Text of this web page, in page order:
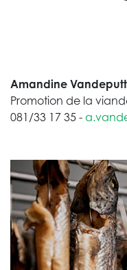
Amandine
Promotion de la
081/33 17 35 -